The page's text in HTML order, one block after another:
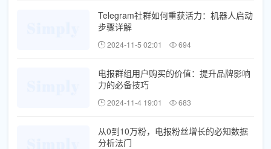
Telegram社群如何重获活力：机器人启动
步骤详解
2024-11-5 02:01 694
电报群组用户购买的价值：提升品牌影响
力的必备技巧
2024-11-4 19:01 683
从0到10万粉，电报粉丝增长的必知数据
分析法门